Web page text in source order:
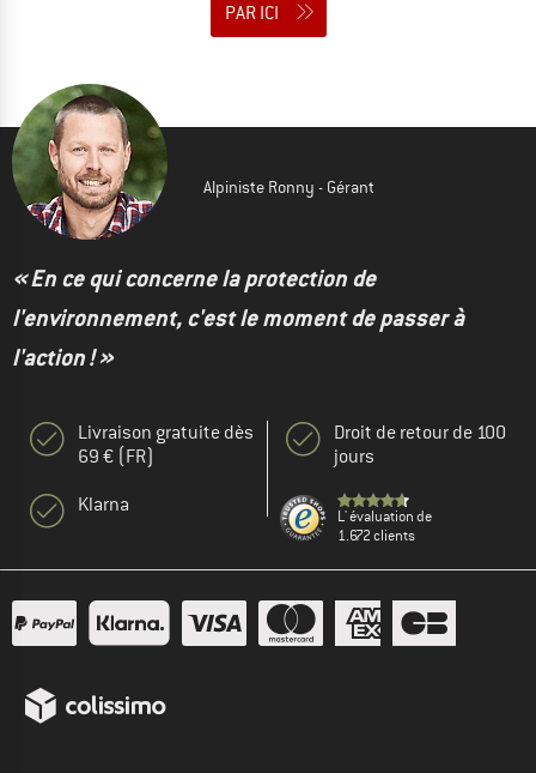
PAR ICI
Alpiniste Ronny - Gérant
« En ce qui concerne la protection de
l'environnement, c'est le moment de passer à
l'action ! »
Livraison gratuite dès
69 € (FR)
Klarna
Droit de retour de 100
jours
L' évaluation de
1.672 clients